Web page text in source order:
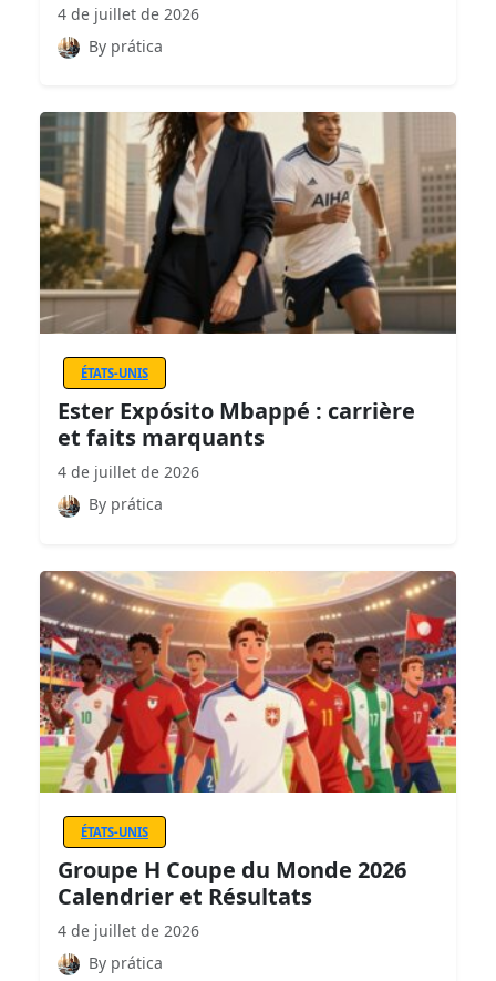
4 de juillet de 2026
By prática
ÉTATS-UNIS
Ester Expósito Mbappé : carrière
et faits marquants
4 de juillet de 2026
By prática
ÉTATS-UNIS
Groupe H Coupe du Monde 2026
Calendrier et Résultats
4 de juillet de 2026
By prática